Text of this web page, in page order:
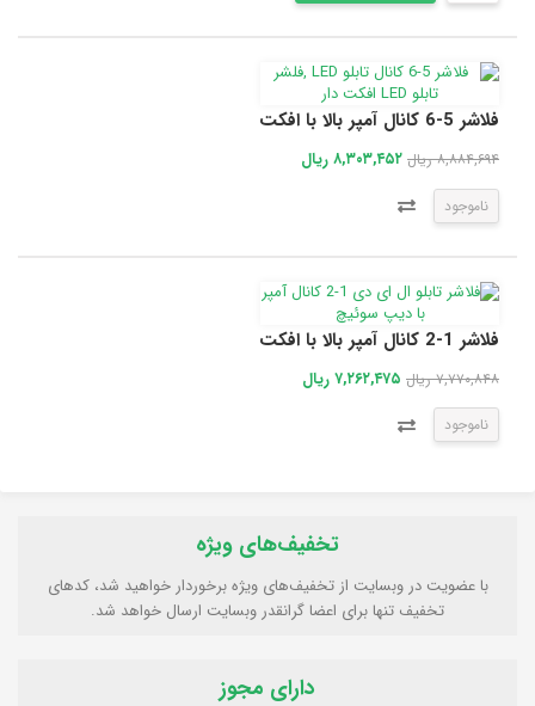
فلاشر 5-6 کانال آمپر بالا با افکت
۸,۸۸۴,۶۹۴ ریال ۸,۳۰۳,۴۵۲ ریال
ناموجود
فلاشر 1-2 کانال آمپر بالا با افکت
۷,۷۷۰,۸۴۸ ریال ۷,۲۶۲,۴۷۵ ریال
ناموجود
تخفیف‌های ویژه
با عضویت در وبسایت از تخفیف‌های ویژه برخوردار خواهید شد، کدهای
تخفیف تنها برای اعضا گرانقدر وبسایت ارسال خواهد شد.
دارای مجوز